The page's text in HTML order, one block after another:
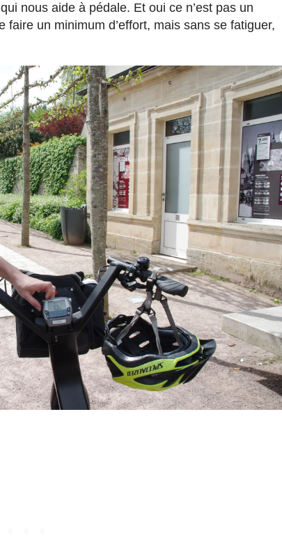
nous aide à pédale. Et oui ce n’est pas un
un minimum d’effort, mais sans se fatiguer,